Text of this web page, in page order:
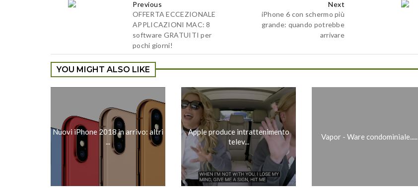
Next
iPhone 6 con schermo più
grande: quando potrebbe
arrivare
Previous
OFFERTA ECCEZIONALE
APPLICAZIONI MAC: 8
software GRATUITI per
pochi giorni!
YOU MIGHT ALSO LIKE
Nuovi iPhone 2018 in arrivo: altri
...
Apple produce intrattenimento
telev...
Vapor - Ware condominiale.....